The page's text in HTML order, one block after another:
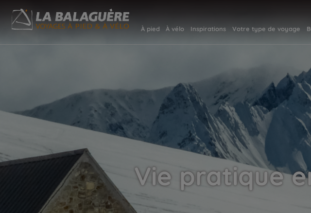
À pied À vélo Inspirations Votre type de voyage
Vie pratique